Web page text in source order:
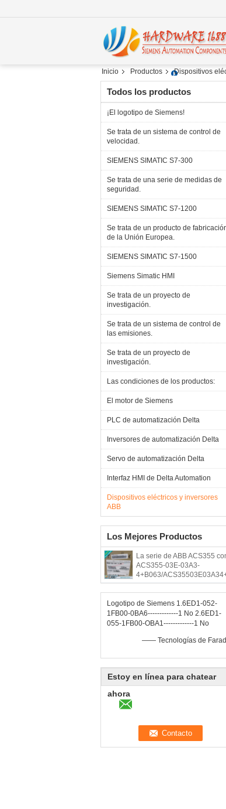
Inicio Productos Dispositivos
Todos los productos
¡El logotipo de Siemens!
Se trata de un sistema de control de
velocidad.
SIEMENS SIMATIC S7-300
Se trata de una serie de medidas de
seguridad.
SIEMENS SIMATIC S7-1200
Se trata de un producto de
de la Unión Europea.
SIEMENS SIMATIC S7-1500
Siemens Simatic HMI
Se trata de un proyecto de
investigación.
Se trata de un sistema de control de
las emisiones.
Se trata de un proyecto de
investigación.
Las condiciones de los productos:
El motor de Siemens
PLC de automatización Delta
Inversores de automatización Delta
Servo de automatización Delta
Interfaz HMI de Delta Automation
Dispositivos eléctricos y inversores
ABB
Los Mejores Productos
La serie de ABB ACS355
ACS355-03E-03A3-
4+B063/
Logotipo de Siemens 1.6ED1-052-
1FB00-0BA6-------------1 No 2.6ED1-
055-1FB00-OBA1-------------1 No
—— Tecnologías de
Estoy en línea para chatear
ahora